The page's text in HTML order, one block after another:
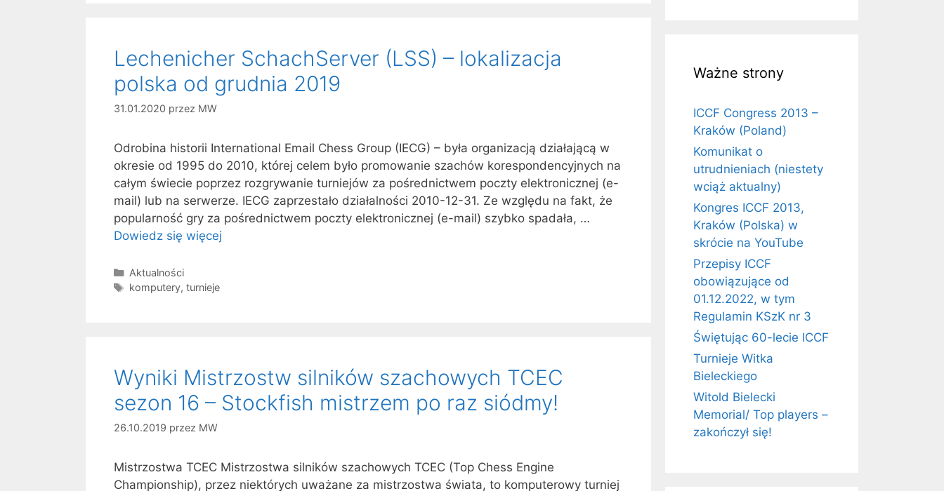
Lechenicher SchachServer (LSS) – lokalizacja
polska od grudnia 2019
31.01.2020 przez MW
Odrobina historii International Email Chess Group (IECG) – była organizacją działającą w
okresie od 1995 do 2010, której celem było promowanie szachów korespondencyjnych na
całym świecie poprzez rozgrywanie turniejów za pośrednictwem poczty elektronicznej (e-
mail) lub na serwerze. IECG zaprzestało działalności 2010-12-31. Ze względu na fakt, że
popularność gry za pośrednictwem poczty elektronicznej (e-mail) szybko spadała, …
Dowiedz się więcej
Kategorie
Aktualności
Tagi
komputery, turnieje
Wyniki Mistrzostw silników szachowych TCEC
sezon 16 – Stockfish mistrzem po raz siódmy!
26.10.2019 przez MW
Mistrzostwa TCEC Mistrzostwa silników szachowych TCEC (Top Chess Engine
Championship), przez niektórych uważane za mistrzostwa świata, to komputerowy turniej
Ważne strony
ICCF Congress 2013 –
Kraków (Poland)
Komunikat o
utrudnieniach (niestety
wciąż aktualny)
Kongres ICCF 2013,
Kraków (Polska) w
skrócie na YouTube
Przepisy ICCF
obowiązujące od
01.12.2022, w tym
Regulamin KSzK nr 3
Świętując 60-lecie ICCF
Turnieje Witka
Bieleckiego
Witold Bielecki
Memorial/ Top players –
zakończył się!